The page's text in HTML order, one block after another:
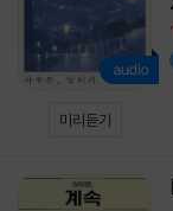
미리듣기